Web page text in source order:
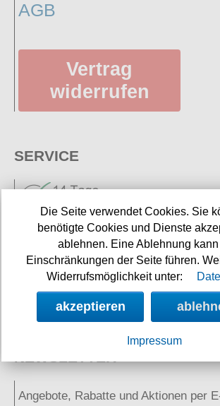
AGB
Vertrag
widerrufen
SERVICE
Neuigkeiten
Links
Angebote, Rabatte und Aktionen per
Die Seite verwendet Cookies. Sie
benötigte Cookies und Dienste
ablehnen. Eine Ablehnung
Einschränkungen der Seite führen.
Widerrufsmöglichkeit unter:
akzeptieren
Impressum